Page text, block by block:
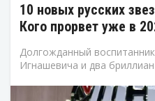
10 новых русских
Кого прорвет уже в
Долгожданный
Игнашевича и два